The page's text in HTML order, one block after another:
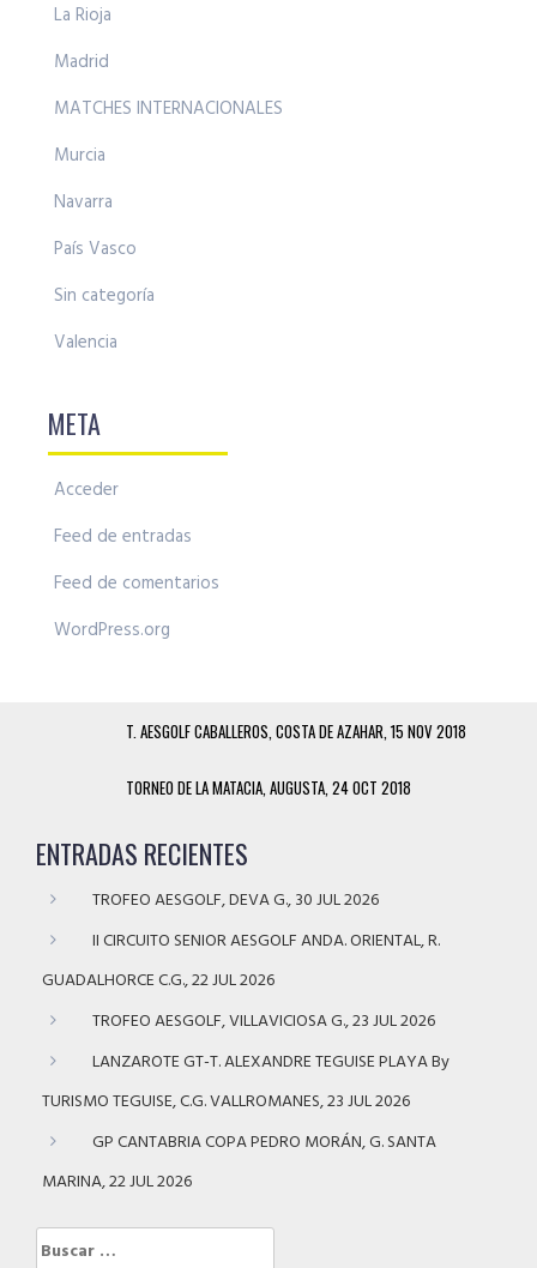
La Rioja
Madrid
MATCHES INTERNACIONALES
Murcia
Navarra
País Vasco
Sin categoría
Valencia
META
Acceder
Feed de entradas
Feed de comentarios
WordPress.org
T. AESGOLF CABALLEROS, COSTA DE AZAHAR, 15 NOV 2018
TORNEO DE LA MATACIA, AUGUSTA, 24 OCT 2018
ENTRADAS RECIENTES
TROFEO AESGOLF, DEVA G., 30 JUL 2026
II CIRCUITO SENIOR AESGOLF ANDA. ORIENTAL, R.
GUADALHORCE C.G., 22 JUL 2026
TROFEO AESGOLF, VILLAVICIOSA G., 23 JUL 2026
LANZAROTE GT-T. ALEXANDRE TEGUISE PLAYA By
TURISMO TEGUISE, C.G. VALLROMANES, 23 JUL 2026
GP CANTABRIA COPA PEDRO MORÁN, G. SANTA
MARINA, 22 JUL 2026
Buscar: